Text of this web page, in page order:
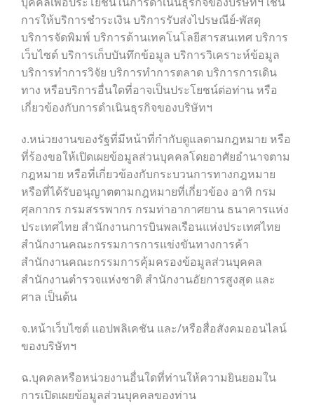
การให้บริการชำระเงิน บริการรับส่งไปรษณีย์-พัสดุ
บริการจัดพิมพ์ บริการด้านเทคโนโลยีสารสนเทศ บริการ
เว็บไซต์ บริการเก็บบันทึกข้อมูล บริการวิเคราะห์ข้อมูล
บริการทำการวิจัย บริการทำการตลาด บริการการเดิน
ทาง หรือบริการอื่นใดที่อาจเป็นประโยชน์ต่อท่าน หรือ
เกี่ยวข้องกับการดำเนินธุรกิจของบริษัทฯ
ง.หน่วยงานของรัฐที่มีหน้าที่กำกับดูแลตามกฎหมาย หรือ
ที่ร้องขอให้เปิดเผยข้อมูลส่วนบุคคลโดยอาศัยอำนาจตาม
กฎหมาย หรือที่เกี่ยวข้องกับกระบวนการทางกฎหมาย
หรือที่ได้รับอนุญาตตามกฎหมายที่เกี่ยวข้อง อาทิ กรม
ศุลกากร กรมสรรพากร กรมท่าอากาศยาน ธนาคารแห่ง
ประเทศไทย สำนักงานการบินพลเรือนแห่งประเทศไทย
สำนักงานคณะกรรมการการแข่งขันทางการค้า
สำนักงานคณะกรรมการคุ้มครองข้อมูลส่วนบุคคล
สำนักงานตำรวจแห่งชาติ สำนักงานอัยการสูงสุด และ
ศาล เป็นต้น
จ.หน้าเว็บไซต์ แอปพลิเคชัน และ/หรือสื่อสังคมออนไลน์
ของบริษัทฯ
ฉ.บุคคลหรือหน่วยงานอื่นใดที่ท่านให้ความยินยอมใน
การเปิดเผยข้อมูลส่วนบุคคลของท่าน